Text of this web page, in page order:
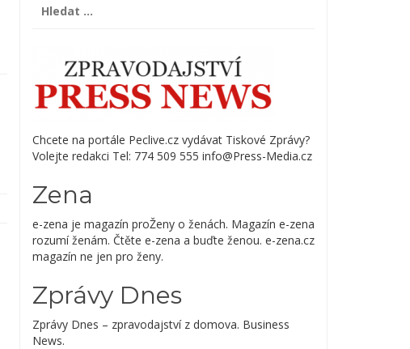
Chcete na portále Peclive.cz vydávat Tiskové Zprávy?
Volejte redakci Tel: 774 509 555 info@Press-Media.cz
Zena
e-zena je magazín proŽeny o ženách. Magazín e-zena
rozumí ženám. Čtěte e-zena a buďte ženou. e-zena.cz
magazín ne jen pro ženy.
Zprávy Dnes
Zprávy Dnes – zpravodajství z domova. Business
News.